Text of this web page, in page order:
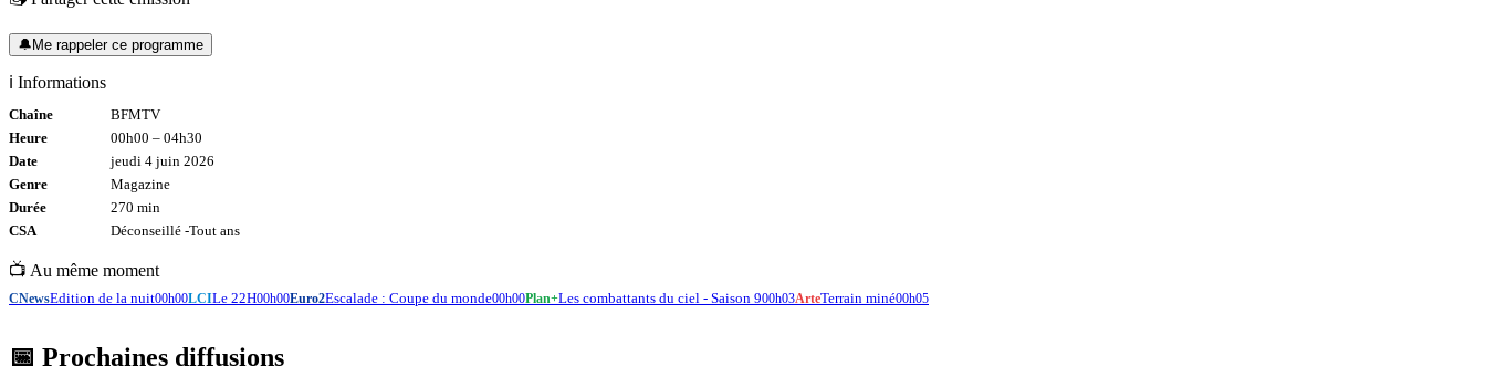
🔔Me rappeler ce programme
ℹ️ Informations
Chaîne
BFMTV
Heure
00h00 – 04h30
Date
jeudi 4 juin 2026
Genre
Magazine
Durée
270 min
CSA
Déconseillé -Tout ans
📺 Au même moment
CNewsEdition de la nuit00h00LCILe 22H00h00Euro2Escalade : Coupe du monde00h00Plan+Les combattants du ciel - Saison 900h03ArteTerrain miné00h05
📅 Prochaines diffusions